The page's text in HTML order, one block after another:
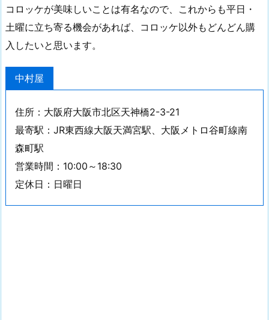
コロッケが美味しいことは有名なので、これからも平日・
土曜に立ち寄る機会があれば、コロッケ以外もどんどん購
入したいと思います。
中村屋
住所：大阪府大阪市北区天神橋2-3-21
最寄駅：JR東西線大阪天満宮駅、大阪メトロ谷町線南
森町駅
営業時間：10:00～18:30
定休日：日曜日